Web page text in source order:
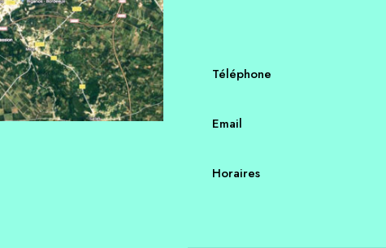
Téléphone
Email
Horaires